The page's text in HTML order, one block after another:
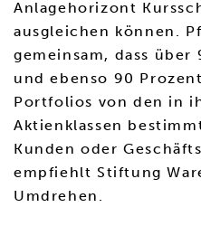
Anlagehorizont
ausgleichen können.
gemeinsam, dass
und ebenso 90
Portfolios von den in
Aktienklassen
Kunden oder
empfiehlt Stiftung
Umdrehen.